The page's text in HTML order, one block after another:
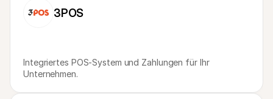
3POS
Integriertes POS-System und Zahlungen für Ihr
Unternehmen.